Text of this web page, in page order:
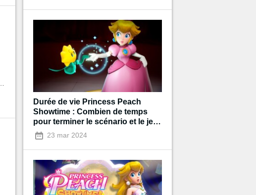
Durée de vie Princess Peach
Showtime : Combien de temps
pour terminer le scénario et le jeu
à 100% ?
23 mar 2024